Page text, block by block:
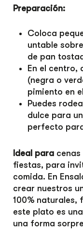
Preparación:
Coloca
untable
de pan
En el centro,
(negra o
pimiento en
Puedes
dulce para
perfecto
Ideal paracenas
fiestas, para
comida. En
crear nuestros
100% naturales,
este plato es
una forma